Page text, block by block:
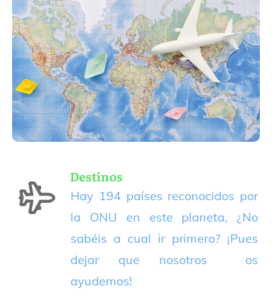
Destinos
Hay 194 países reconocidos por
la ONU en este planeta, ¿No
sabéis a cual ir primero? ¡Pues
dejar que nosotros os
ayudemos!